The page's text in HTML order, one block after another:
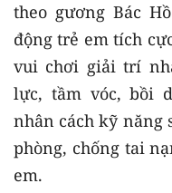
theo gương Bác
động trẻ em tích
vui chơi giải trí
lực, tầm vóc, bồi
nhân cách kỹ năng
phòng, chống tai
em.